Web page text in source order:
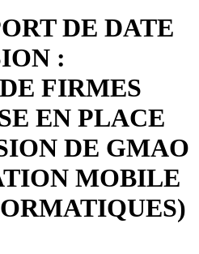
DE DATE
:
FIRMES
EN PLACE
DE GMAO
MOBILE